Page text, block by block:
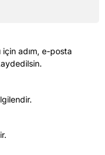
için adım, e-posta